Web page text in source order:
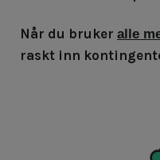
Når du bruker alle
raskt inn